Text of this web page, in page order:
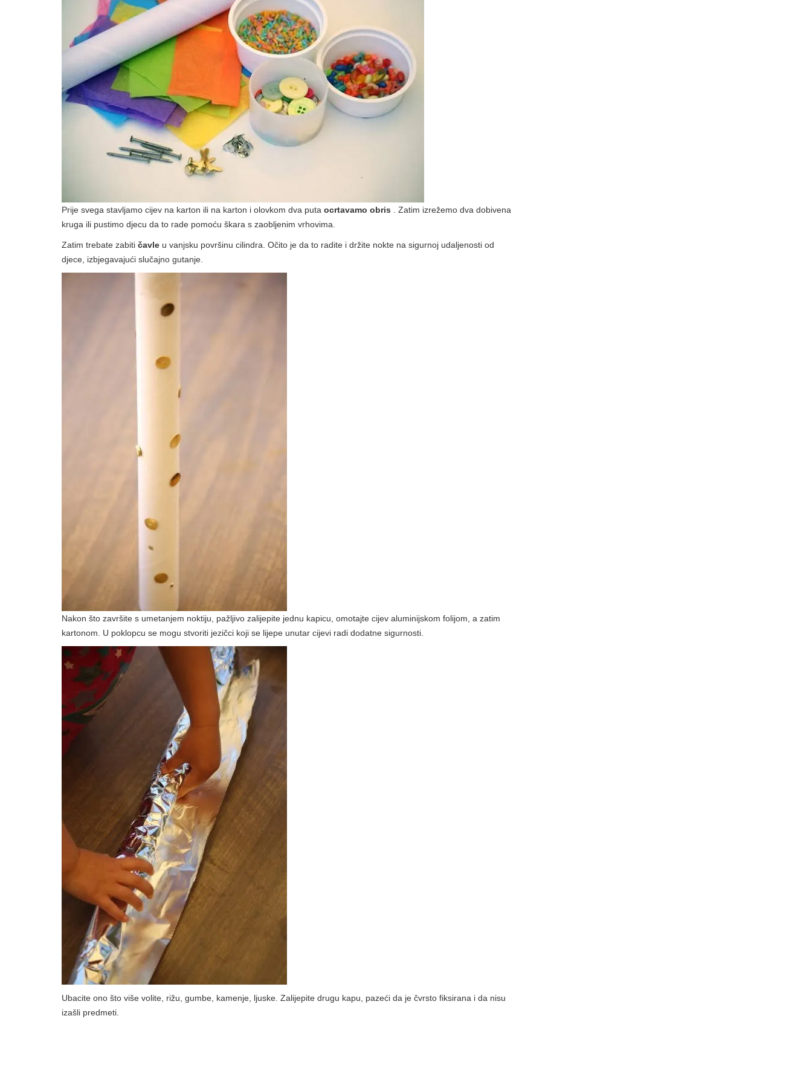
Prije svega stavljamo cijev na karton ili na karton i olovkom dva puta ocrtavamo obris . Zatim izrežemo dva dobivena
kruga ili pustimo djecu da to rade pomoću škara s zaobljenim vrhovima.
Zatim trebate zabiti čavle u vanjsku površinu cilindra. Očito je da to radite i držite nokte na sigurnoj udaljenosti od
djece, izbjegavajući slučajno gutanje.
Nakon što završite s umetanjem noktiju, pažljivo zalijepite jednu kapicu, omotajte cijev aluminijskom folijom, a zatim
kartonom. U poklopcu se mogu stvoriti jezičci koji se lijepe unutar cijevi radi dodatne sigurnosti.
Ubacite ono što više volite, rižu, gumbe, kamenje, ljuske. Zalijepite drugu kapu, pazeći da je čvrsto fiksirana i da nisu
izašli predmeti.